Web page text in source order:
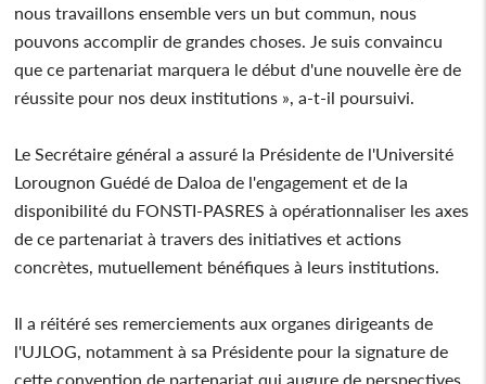
nous travaillons ensemble vers un but commun, nous
pouvons accomplir de grandes choses. Je suis convaincu
que ce partenariat marquera le début d'une nouvelle ère de
réussite pour nos deux institutions », a-t-il poursuivi.
Le Secrétaire général a assuré la Présidente de l'Université
Lorougnon Guédé de Daloa de l'engagement et de la
disponibilité du FONSTI-PASRES à opérationnaliser les axes
de ce partenariat à travers des initiatives et actions
concrètes, mutuellement bénéfiques à leurs institutions.
Il a réitéré ses remerciements aux organes dirigeants de
l'UJLOG, notamment à sa Présidente pour la signature de
cette convention de partenariat qui augure de perspectives